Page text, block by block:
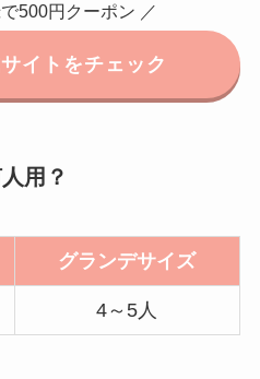
500円クーポン ／
イトをチェック
用？
グランデサイズ
4～5人